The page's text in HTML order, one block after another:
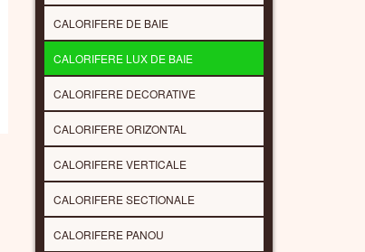
CALORIFERE DE BAIE
CALORIFERE LUX DE BAIE
CALORIFERE DECORATIVE
CALORIFERE ORIZONTAL
CALORIFERE VERTICALE
CALORIFERE SECTIONALE
CALORIFERE PANOU